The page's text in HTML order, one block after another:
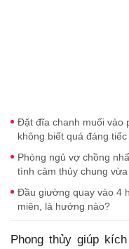
Đặt đĩa chanh muối vào
không biết quá đáng tiếc
Phòng ngủ vợ chồng
tình cảm thủy chung
Đầu giường quay vào 4
miên, là hướng nào?
Phong thủy giúp